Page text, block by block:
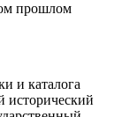
и каталога
исторический